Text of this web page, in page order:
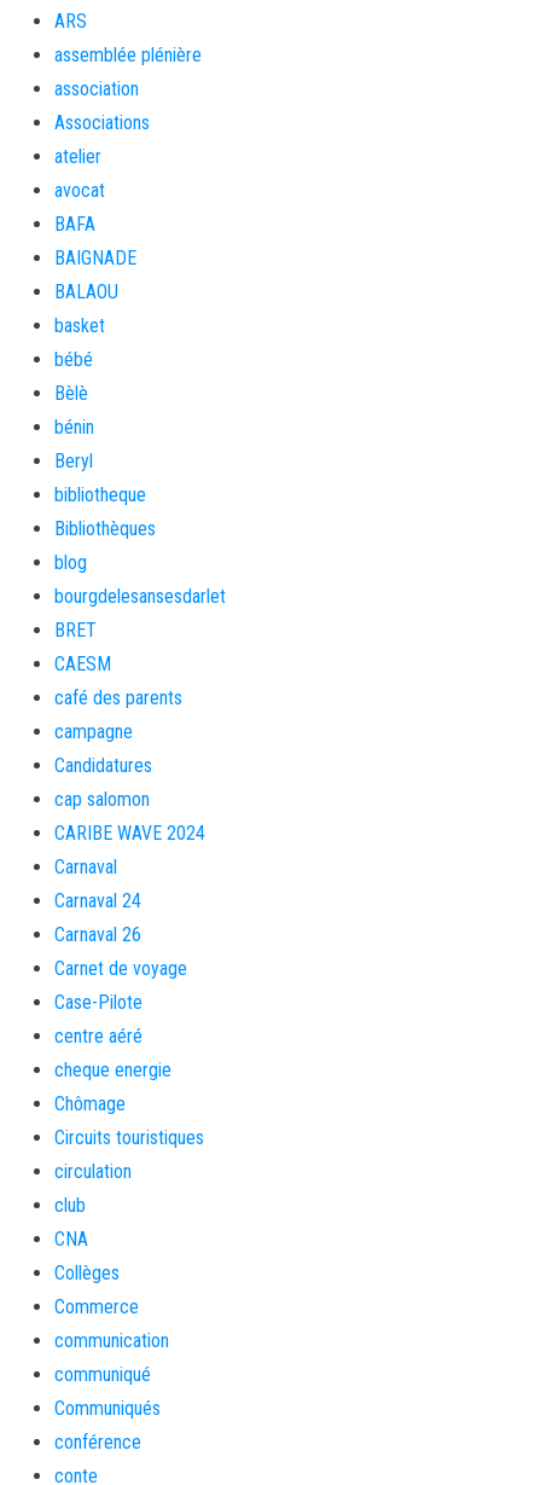
ARS
assemblée plénière
association
Associations
atelier
avocat
BAFA
BAIGNADE
BALAOU
basket
bébé
Bèlè
bénin
Beryl
bibliotheque
Bibliothèques
blog
bourgdelesansesdarlet
BRET
CAESM
café des parents
campagne
Candidatures
cap salomon
CARIBE WAVE 2024
Carnaval
Carnaval 24
Carnaval 26
Carnet de voyage
Case-Pilote
centre aéré
cheque energie
Chômage
Circuits touristiques
circulation
club
CNA
Collèges
Commerce
communication
communiqué
Communiqués
conférence
conte